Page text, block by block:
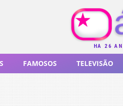
HÁ 26
FAMOSOS TELEVISÃO